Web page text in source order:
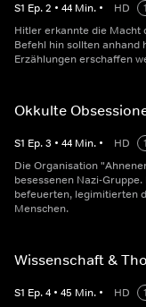
S1 Ep.2 • 44 Min. • HD
Hitler erkannte die Macht
Befehl hin sollten anhand
Erzählungen erschaffen
Okkulte
S1 Ep.3 • 44 Min. • HD
Die Organisation
besessenen Nazi-
befeuerten, legimitierten
Menschen.
Wissenschaft &
S1 Ep.4 • 45 Min. • HD